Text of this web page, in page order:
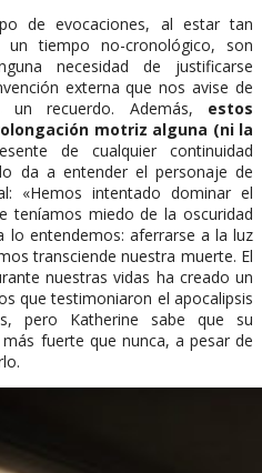
de evocaciones, al estar tan
un tiempo no-cronológico, son
necesidad de justificarse
externa que nos avise de
un recuerdo. Además, estos
motriz alguna (ni la
de cualquier continuidad
da a entender el personaje de
«Hemos intentado dominar el
teníamos miedo de la oscuridad
lo entendemos: aferrarse a la luz
transciende nuestra muerte. El
nuestras vidas ha creado un
que testimoniaron el apocalipsis
pero Katherine sabe que su
fuerte que nunca, a pesar de